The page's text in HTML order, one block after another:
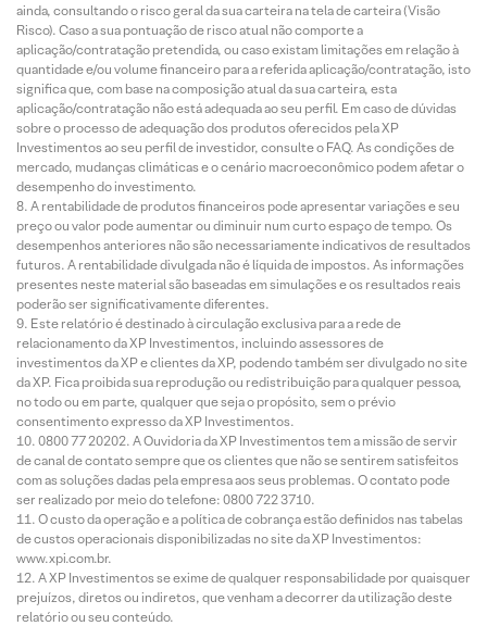
ainda, consultando o risco geral da sua carteira na tela de carteira (Visão
Risco). Caso a sua pontuação de risco atual não comporte a
aplicação/contratação pretendida, ou caso existam limitações em relação à
quantidade e/ou volume financeiro para a referida aplicação/contratação, isto
significa que, com base na composição atual da sua carteira, esta
aplicação/contratação não está adequada ao seu perfil. Em caso de dúvidas
sobre o processo de adequação dos produtos oferecidos pela XP
Investimentos ao seu perfil de investidor, consulte o FAQ. As condições de
mercado, mudanças climáticas e o cenário macroeconômico podem afetar o
desempenho do investimento.
A rentabilidade de produtos financeiros pode apresentar variações e seu
preço ou valor pode aumentar ou diminuir num curto espaço de tempo. Os
desempenhos anteriores não são necessariamente indicativos de resultados
futuros. A rentabilidade divulgada não é líquida de impostos. As informações
presentes neste material são baseadas em simulações e os resultados reais
poderão ser significativamente diferentes.
Este relatório é destinado à circulação exclusiva para a rede de
relacionamento da XP Investimentos, incluindo assessores de
investimentos da XP e clientes da XP, podendo também ser divulgado no site
da XP. Fica proibida sua reprodução ou redistribuição para qualquer pessoa,
no todo ou em parte, qualquer que seja o propósito, sem o prévio
consentimento expresso da XP Investimentos.
0800 77 20202. A Ouvidoria da XP Investimentos tem a missão de servir
de canal de contato sempre que os clientes que não se sentirem satisfeitos
com as soluções dadas pela empresa aos seus problemas. O contato pode
ser realizado por meio do telefone: 0800 722 3710.
O custo da operação e a política de cobrança estão definidos nas tabelas
de custos operacionais disponibilizadas no site da XP Investimentos:
www.xpi.com.br.
A XP Investimentos se exime de qualquer responsabilidade por quaisquer
prejuízos, diretos ou indiretos, que venham a decorrer da utilização deste
relatório ou seu conteúdo.